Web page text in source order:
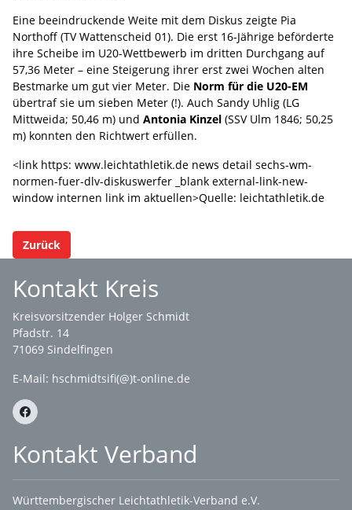
Eine beeindruckende Weite mit dem Diskus zeigte Pia
Northoff (TV Wattenscheid 01). Die erst 16-Jährige beförderte
ihre Scheibe im U20-Wettbewerb im dritten Durchgang auf
57,36 Meter – eine Steigerung ihrer erst zwei Wochen alten
Bestmarke um gut vier Meter. Die Norm für die U20-EM
übertraf sie um sieben Meter (!). Auch Sandy Uhlig (LG
Mittweida; 50,46 m) und Antonia Kinzel (SSV Ulm 1846; 50,25
m) konnten den Richtwert erfüllen.
<link https: www.leichtathletik.de news detail sechs-wm-
normen-fuer-dlv-diskuswerfer _blank external-link-new-
window internen link im aktuellen>Quelle: leichtathletik.de
Zurück
Kontakt Kreis
Kreisvorsitzender Holger Schmidt
Pfadstr. 14
71069 Sindelfingen
E-Mail: hschmidtsifi(@)t-online.de
Kontakt Verband
Württembergischer Leichtathletik-Verband e.V.